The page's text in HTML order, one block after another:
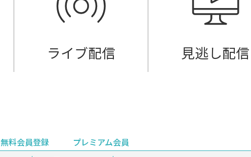
ライブ配信 見逃し配信
無料会員登録
プレミアム会員